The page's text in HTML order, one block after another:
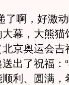
啊，好激动
幕，大熊猫
京奥运会吉
出了祝福：
利、圆满，